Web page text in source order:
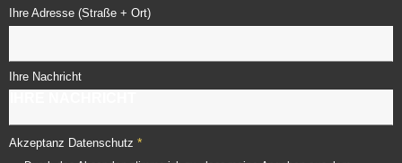
Ihre Adresse (Straße + Ort)
Ihre Nachricht
Akzeptanz Datenschutz *